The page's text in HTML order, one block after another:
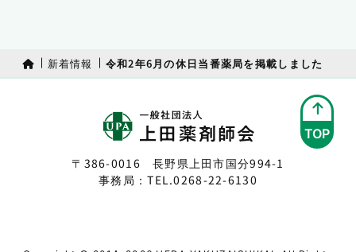
新着情報 令和2年6月の休日当番薬局を掲載しました
TOP
〒386-0016 長野県上田市国分994-1
事務局：TEL.0268-22-6130